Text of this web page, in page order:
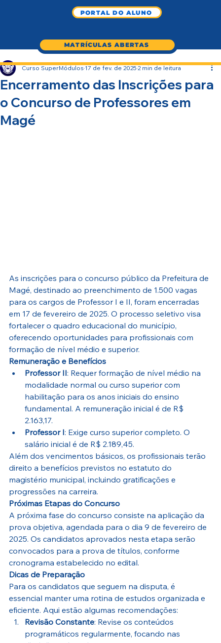
MATRÍCULAS ABERTAS
PORTAL DO ALUNO
Encerramento das Inscrições para
o Concurso de Professores em
Magé
Curso SuperMódulos 17 de fev. de 2025 2 min de leitura
As inscrições para o concurso público da Prefeitura de
Magé, destinado ao preenchimento de 1.500 vagas
para os cargos de Professor I e II, foram encerradas
em 17 de fevereiro de 2025. O processo seletivo visa
fortalecer o quadro educacional do município,
oferecendo oportunidades para profissionais com
formação de nível médio e superior.
Remuneração e Benefícios
Professor II: Requer formação de nível médio na
modalidade normal ou curso superior com
habilitação para os anos iniciais do ensino
fundamental. A remuneração inicial é de R$
2.163,17.
Professor I: Exige curso superior completo. O
salário inicial é de R$ 2.189,45.
Além dos vencimentos básicos, os profissionais terão
direito a benefícios previstos no estatuto do
magistério municipal, incluindo gratificações e
progressões na carreira.
Próximas Etapas do Concurso
A próxima fase do concurso consiste na aplicação da
prova objetiva, agendada para o dia 9 de fevereiro de
2025. Os candidatos aprovados nesta etapa serão
convocados para a prova de títulos, conforme
cronograma estabelecido no edital.
Dicas de Preparação
Para os candidatos que seguem na disputa, é
essencial manter uma rotina de estudos organizada e
eficiente. Aqui estão algumas recomendações:
Revisão Constante: Revise os conteúdos
programáticos regularmente, focando nas